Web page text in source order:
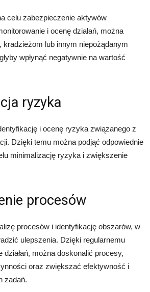
celu zabezpieczenie aktywów
i ocenę działań, można
kradzieżom lub innym niepożądanym
wpłynąć negatywnie na wartość
ryzyka
i ocenę ryzyka związanego z
Dzięki temu można podjąć odpowiednie
minimalizację ryzyka i zwiększenie
procesów
procesów i identyfikację obszarów, w
ulepszenia. Dzięki regularnemu
działań, można doskonalić procesy,
oraz zwiększać efektywność i
zadań.